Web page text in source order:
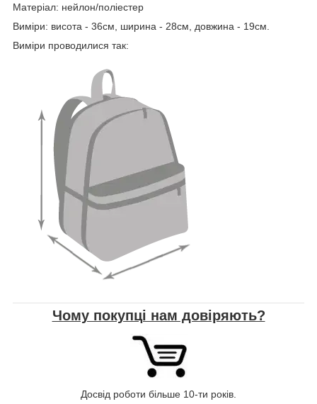
Матеріал: нейлон/поліестер
Виміри: висота - 36см, ширина - 28см, довжина - 19см.
Виміри проводилися так:
Чому покупці нам довіряють?
Досвід роботи більше 10-ти років.